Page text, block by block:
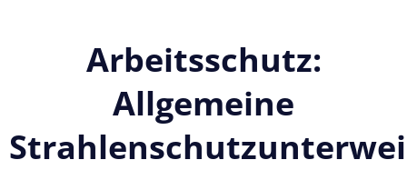
Arbeitsschutz:
Allgemeine